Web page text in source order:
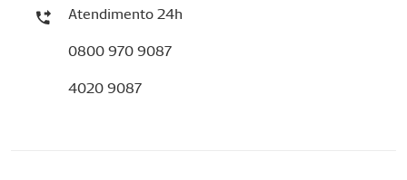
Atendimento 24h
0800 970 9087
4020 9087